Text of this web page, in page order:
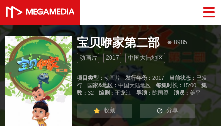
宝贝咿家第二部 8985
动画片 2017 中国大陆地区
项目类型： 动画片 发行年份： 2017 当前状态： 已发
行
国家&地区： 中国大陆地区 每集时长： 15:00
集
数： 32 编剧： 王龙江 导演： 陈国梁 演员： 姜平
收藏 分享